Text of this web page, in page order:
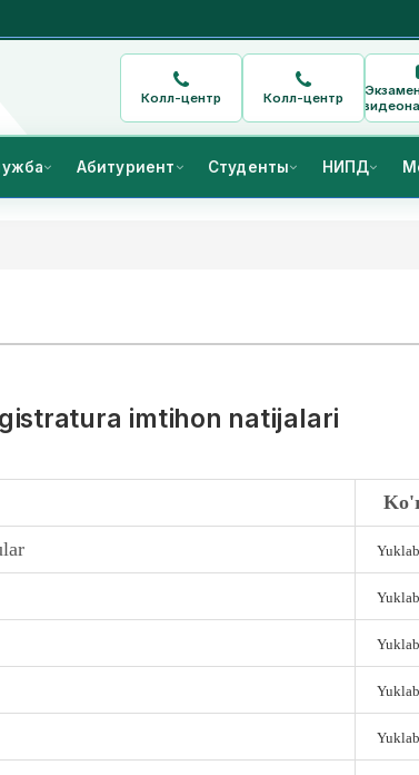
Колл-центр Колл-центр
Абитуриент Студенты НИПД
imtihon natijalari